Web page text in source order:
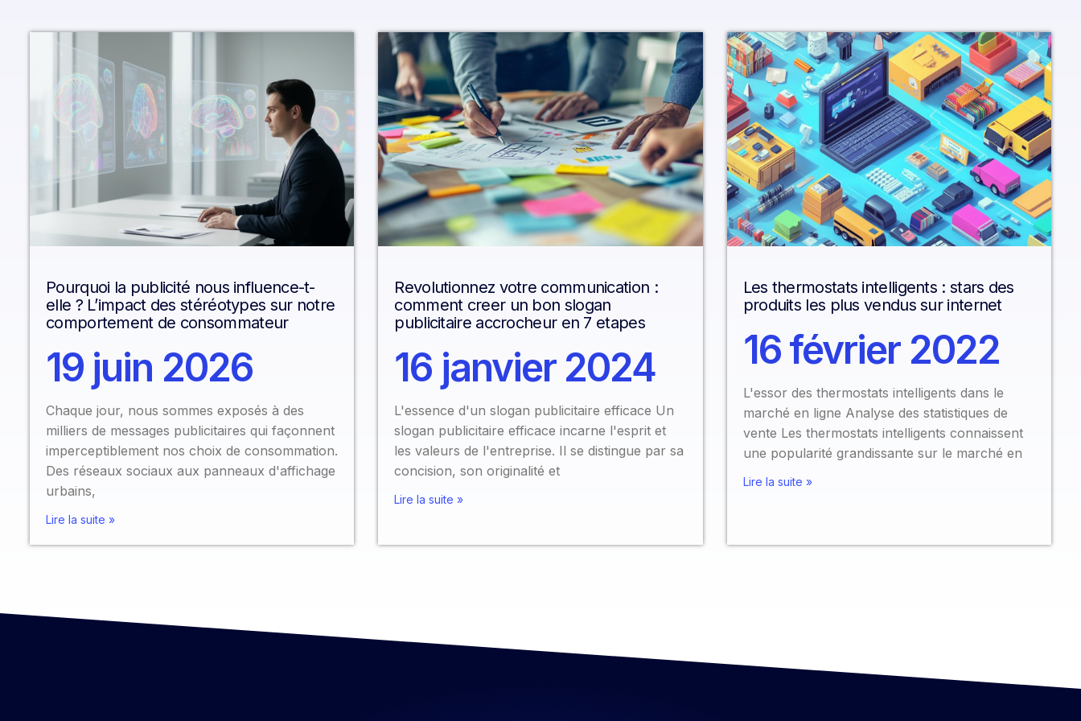
Pourquoi la publicité nous influence-t-
elle ? L’impact des stéréotypes sur notre
comportement de consommateur
19 juin 2026
Chaque jour, nous sommes exposés à des
milliers de messages publicitaires qui façonnent
imperceptiblement nos choix de consommation.
Des réseaux sociaux aux panneaux d'affichage
urbains,
Lire la suite »
Revolutionnez votre communication :
comment creer un bon slogan
publicitaire accrocheur en 7 etapes
16 janvier 2024
L'essence d'un slogan publicitaire efficace Un
slogan publicitaire efficace incarne l'esprit et
les valeurs de l'entreprise. Il se distingue par sa
concision, son originalité et
Lire la suite »
Les thermostats intelligents : stars des
produits les plus vendus sur internet
16 février 2022
L'essor des thermostats intelligents dans le
marché en ligne Analyse des statistiques de
vente Les thermostats intelligents connaissent
une popularité grandissante sur le marché en
Lire la suite »